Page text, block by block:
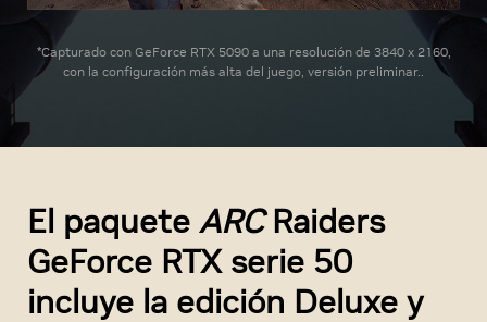
*Capturado con GeForce RTX 5090 a una resolución de 3840 x 2160,
con la configuración más alta del juego, versión preliminar..
El paquete ARCRaiders
GeForce RTX serie 50
incluye la edición Deluxe y